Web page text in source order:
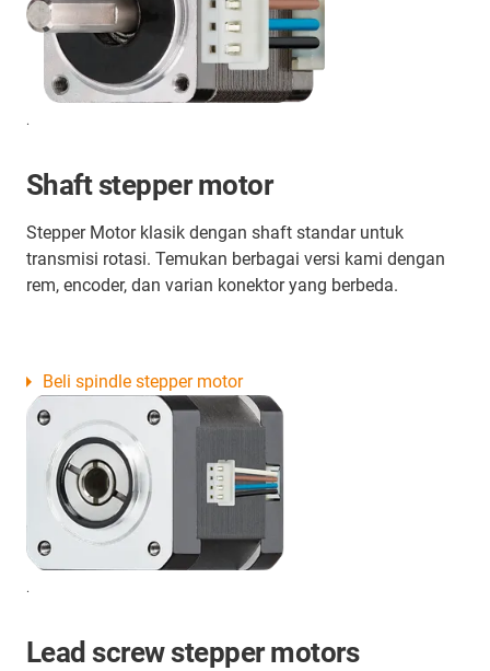
.
Shaft stepper motor
Stepper Motor klasik dengan shaft standar untuk
transmisi rotasi. Temukan berbagai versi kami dengan
rem, encoder, dan varian konektor yang berbeda.
.
Lead screw stepper motors
Beli spindle stepper motor